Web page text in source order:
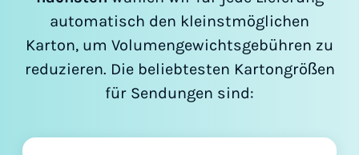
automatisch den kleinstmöglichen
Karton, um Volumengewichtsgebühren zu
reduzieren. Die beliebtesten Kartongrößen
für Sendungen sind: